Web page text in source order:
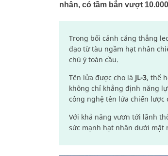
nhân, có tầm bắn vượt
Trong bối cảnh căng thẳng
đạo từ tàu ngầm hạt nhân
chú ý toàn cầu.
Tên lửa được cho là JL-3, thế
không chỉ khẳng định năng
công nghệ tên lửa chiến lược
Với khả năng vươn tới lãnh
sức mạnh hạt nhân dưới mặt